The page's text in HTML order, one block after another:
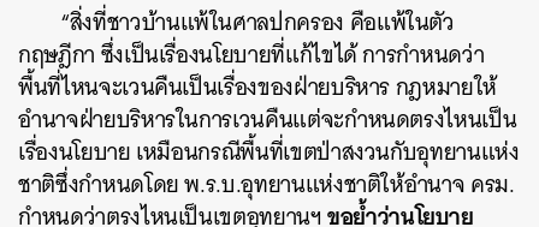
“สิ่งที่ชาวบ้านแพ้ในศาลปกครอง คือแพ้ในตัว
กฤษฎีกา ซึ่งเป็นเรื่องนโยบายที่แก้ไขได้ การกำหนดว่า
พื้นที่ไหนจะเวนคืนเป็นเรื่องของฝ่ายบริหาร กฎหมายให้
อำนาจฝ่ายบริหารในการเวนคืนแต่จะกำหนดตรงไหนเป็น
เรื่องนโยบาย เหมือนกรณีพื้นที่เขตป่าสงวนกับอุทยานแห่ง
ชาติซึ่งกำหนดโดย พ.ร.บ.อุทยานแห่งชาติให้อำนาจ ครม.
กำหนดว่าตรงไหนเป็นเขตอุทยานฯขอย้ำว่านโยบาย